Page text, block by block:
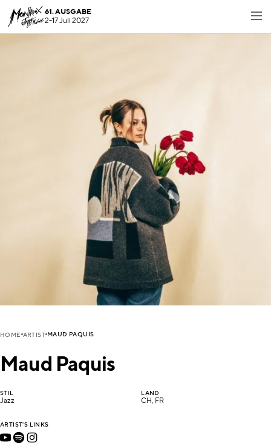
61. AUSGABE
2-17 Juli 2027
HOME ARTIST MAUD PAQUIS
Maud Paquis
STIL
Jazz
LAND
CH, FR
ARTIST'S LINKS